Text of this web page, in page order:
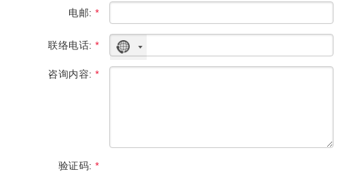
电邮:*
联络电话:*
没
咨询内容:*
验证码:*